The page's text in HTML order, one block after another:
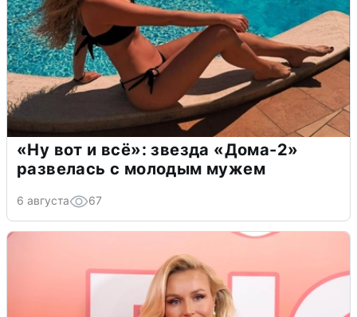
«Ну вот и всё»: звезда «Дома-2»
развелась с молодым мужем
6 августа 67